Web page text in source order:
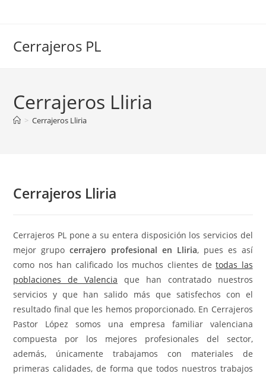
Cerrajeros PL
Cerrajeros Lliria
> Cerrajeros Lliria
Cerrajeros Lliria
Cerrajeros PL pone a su entera disposición los servicios del
mejor grupocerrajero profesional en Lliria, pues es así
como nos han calificado los muchos clientes detodas las
poblaciones de Valencia que han contratado nuestros
servicios y que han salido más que satisfechos con el
resultado final que les hemos proporcionado. En Cerrajeros
Pastor López somos una empresa familiar valenciana
compuesta por los mejores profesionales del sector,
además, únicamente trabajamos con materiales de
primeras calidades, de forma que todos nuestros trabajos